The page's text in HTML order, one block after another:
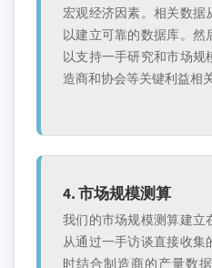
宏观经济因素。相关数据
以建立可靠的数据库。然
以支持一手研究和市场规
造商和协会等关键利益相
4. 市场规模测算
我们的市场规模测算建立
从通过一手访谈直接收集
时结合制造商的产量数